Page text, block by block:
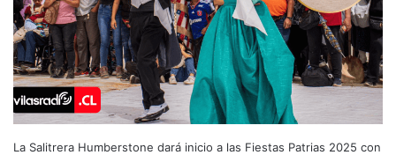
La Salitrera Humberstone dará inicio a las Fiestas Patrias 2025 con